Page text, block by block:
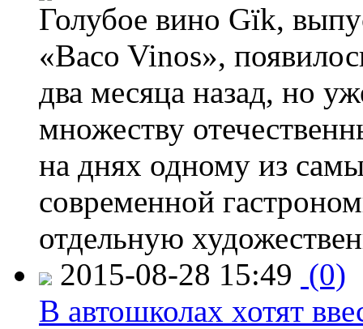
Голубое вино Gïk,
«Baco Vinos»,
два месяца назад, но
множеству
на днях одному из
современной
отдельную
2015-08-28 15:49 (0)
В автошколах хотят